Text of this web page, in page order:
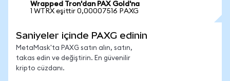
Wrapped Tron'dan PAX Gold'na
1 WTRX eşittir 0,00007516 PAXG
Saniyeler içinde PAXG edinin
MetaMask'ta PAXG satın alın, satın,
takas edin ve değiştirin. En güvenilir
kripto cüzdanı.